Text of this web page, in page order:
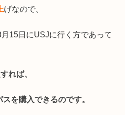
げなので、
15日にUSJに行く方であって
れば、
を購入できるのです。